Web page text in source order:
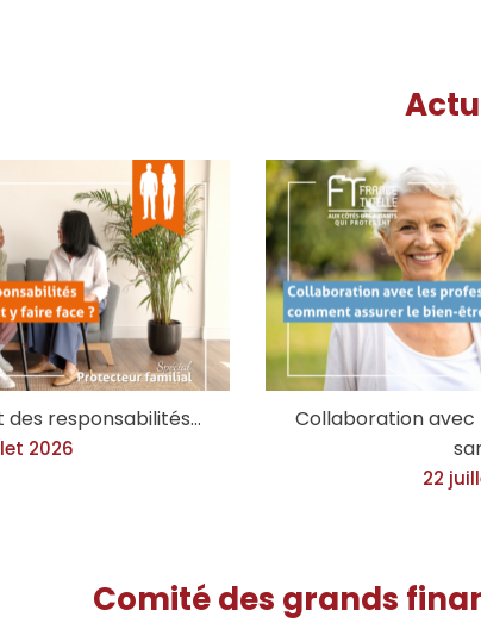
des responsabilités…
2026
Collaboration avec
22
Comité des grands